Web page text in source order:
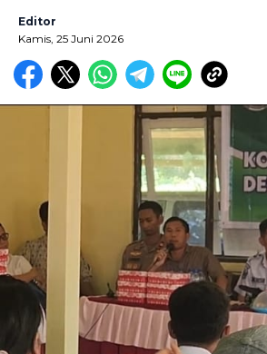
Editor
Kamis, 25 Juni 2026